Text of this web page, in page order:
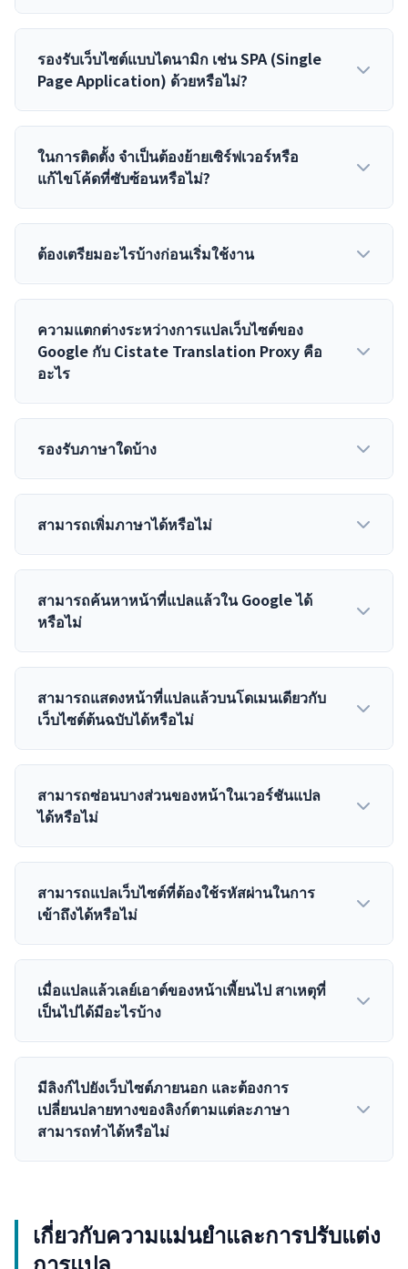
เวอร์ชันฝั่งหน้าเว็บ
ติดตั้งแบบผสมผสานทั้งสองแบบ
รองรับเว็บไซต์แบบไดนามิก เช่น SPA (Single
Page Application) ด้วยหรือไม่?
ในการติดตั้ง จำเป็นต้องย้ายเซิร์ฟเวอร์หรือ
แก้ไขโค้ดที่ซับซ้อนหรือไม่?
ต้องเตรียมอะไรบ้างก่อนเริ่มใช้งาน
ความแตกต่างระหว่างการแปลเว็บไซต์ของ
Google กับ Cistate Translation Proxy คือ
อะไร
การแก้ไขและบันทึกข้อความแปล
— ใน Google แปล
ภาษา ไม่สามารถแก้ไขหรือบันทึกข้อความแปลได้ แต่
ใน Cistate Translation Proxy สามารถแก้ไขและ
บันทึกข้อความแปลด้วยตนเองผ่านตัวแก้ไขการแปล
ได้
การลงทะเบียนคำศัพท์— วิดเจ็ตของ Google แปล
ภาษาไม่มีฟังก์ชันการลงทะเบียนคำศัพท์ แต่ใน
Cistate Translation Proxy คุณสามารถลงทะเบียน
ชื่อเฉพาะหรือคำศัพท์เฉพาะทางในคลังคำศัพท์และ
SEO (การปรับแต่งเว็บไซต์ให้ติดอันดับในเครื่องมือ
ค้นหา)— เนื่องจาก Google แปลภาษาทำการแปลบน
เบราว์เซอร์ เนื้อหาที่แปลแล้วจะไม่ถูกจัดทำดัชนีโดย
Translation Proxy หน้าที่แปลแล้วจะมี URL แยกต่าง
หาก ทำให้เครื่องมือค้นหาสามารถจัดทำดัชนีหน้าเว็บ
หลายภาษาได้อย่างถูกต้อง
รองรับภาษาใดบ้าง
สามารถเพิ่มภาษาได้หรือไม่
สามารถค้นหาหน้าที่แปลแล้วใน Google ได้
หรือไม่
สามารถแสดงหน้าที่แปลแล้วบนโดเมนเดียวกับ
เว็บไซต์ต้นฉบับได้หรือไม่
สามารถซ่อนบางส่วนของหน้าในเวอร์ชันแปล
ได้หรือไม่
สามารถแปลเว็บไซต์ที่ต้องใช้รหัสผ่านในการ
เข้าถึงได้หรือไม่
เมื่อแปลแล้วเลย์เอาต์ของหน้าเพี้ยนไป สาเหตุที่
เป็นไปได้มีอะไรบ้าง
มีลิงก์ไปยังเว็บไซต์ภายนอก และต้องการ
เปลี่ยนปลายทางของลิงก์ตามแต่ละภาษา
สามารถทำได้หรือไม่
เกี่ยวกับความแม่นยำและการปรับแต่ง